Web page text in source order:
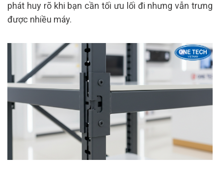
phát huy rõ khi bạn cần tối ưu lối đi nhưng vẫn trưng
được nhiều máy.